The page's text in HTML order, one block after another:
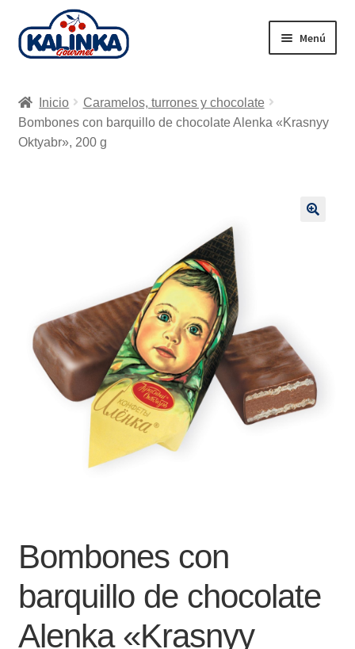
Ir
a
Ir
al
Menú
Tienda en línea
Inicio
Caramelos, turrones y chocolate
Bombones con barquillo de chocolate Alenka «Krasnyy
Oktyabr», 200 g
Bombones con
barquillo de chocolate
Alenka «Krasnyy